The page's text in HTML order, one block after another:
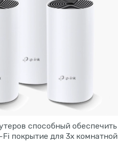
способный обеспечить
Fi покрытие для 3х комнатной